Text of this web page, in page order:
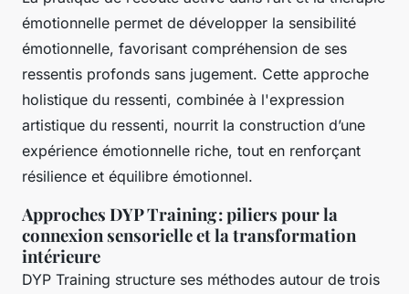
émotionnelle permet de développer la sensibilité
émotionnelle, favorisant compréhension de ses
ressentis profonds sans jugement. Cette approche
holistique du ressenti, combinée à l'expression
artistique du ressenti, nourrit la construction d’une
expérience émotionnelle riche, tout en renforçant
résilience et équilibre émotionnel.
Approches DYP Training : piliers pour la
connexion sensorielle et la transformation
intérieure
DYP Training structure ses méthodes autour de trois